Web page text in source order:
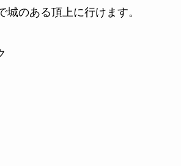
城のある頂上に行けます。